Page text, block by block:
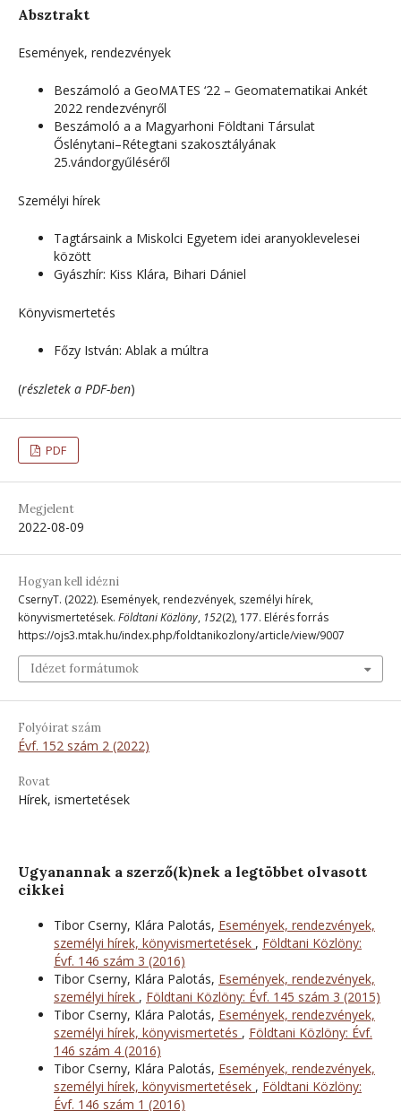
Absztrakt
Események, rendezvények
Beszámoló a GeoMATES ‘22 – Geomatematikai Ankét
2022 rendezvényről
Beszámoló a a Magyarhoni Földtani Társulat
Őslénytani–Rétegtani szakosztályának
25.vándorgyűléséről
Személyi hírek
Tagtársaink a Miskolci Egyetem idei aranyoklevelesei
között
Gyászhír: Kiss Klára, Bihari Dániel
Könyvismertetés
Főzy István: Ablak a múltra
(részletek a PDF-ben)
PDF
Megjelent
2022-08-09
Hogyan kell idézni
CsernyT. (2022). Események, rendezvények, személyi hírek,
könyvismertetések. Földtani Közlöny, 152(2), 177. Elérés forrás
https://ojs3.mtak.hu/index.php/foldtanikozlony/article/view/9007
Idézet formátumok
Folyóirat szám
Évf. 152 szám 2 (2022)
Rovat
Hírek, ismertetések
Ugyanannak a szerző(k)nek a legtöbbet olvasott
cikkei
Tibor Cserny, Klára Palotás, Események, rendezvények,
személyi hírek, könyvismertetések , Földtani Közlöny:
Évf. 146 szám 3 (2016)
Tibor Cserny, Klára Palotás, Események, rendezvények,
személyi hírek , Földtani Közlöny: Évf. 145 szám 3 (2015)
Tibor Cserny, Klára Palotás, Események, rendezvények,
személyi hírek, könyvismertetés , Földtani Közlöny: Évf.
146 szám 4 (2016)
Tibor Cserny, Klára Palotás, Események, rendezvények,
személyi hírek, könyvismertetések , Földtani Közlöny:
Évf. 146 szám 1 (2016)